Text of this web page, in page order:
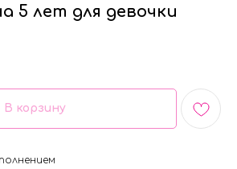
5 лет для девочки
В корзину